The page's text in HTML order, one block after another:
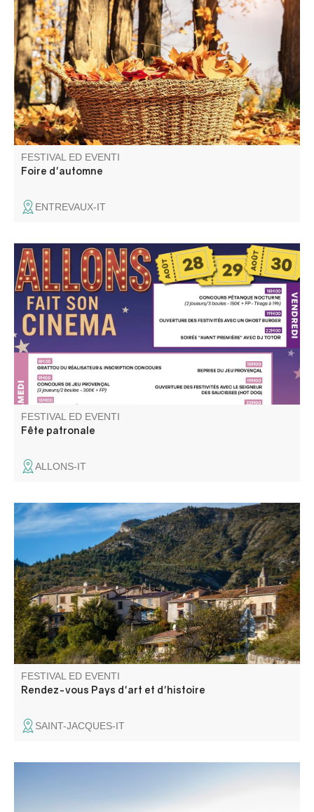
Marché aux saveurs de l'automne..
FESTIVAL ED EVENTI
Foire d'automne
ENTREVAUX-IT
Lumière, caméra, action ! Cette année, Allons fait son
cinéma et brillera sous les projecteurs de la vallée du
Verdon.
FESTIVAL ED EVENTI
Fête patronale
ALLONS-IT
Visite "On donne la parole aux habitants", balade contée,
rencontre sur les thèmes du patrimoine naturel et bâti.
FESTIVAL ED EVENTI
Rendez-vous Pays d'art et d'histoire
SAINT-JACQUES-IT